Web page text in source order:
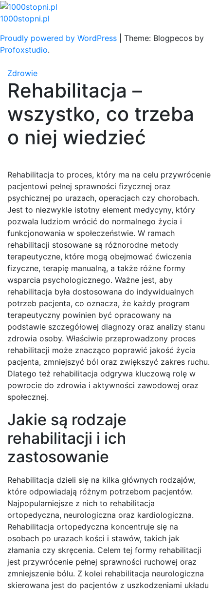
Skip
to
1000stopni.pl
Proudly powered by WordPress
Theme: Blogpecos by
Profoxstudio.
Zdrowie
Rehabilitacja –
wszystko, co trzeba
o niej wiedzieć
Rehabilitacja to proces, który ma na celu przywrócenie
pacjentowi pełnej sprawności fizycznej oraz
psychicznej po urazach, operacjach czy chorobach.
Jest to niezwykle istotny element medycyny, który
pozwala ludziom wrócić do normalnego życia i
funkcjonowania w społeczeństwie. W ramach
rehabilitacji stosowane są różnorodne metody
terapeutyczne, które mogą obejmować ćwiczenia
fizyczne, terapię manualną, a także różne formy
wsparcia psychologicznego. Ważne jest, aby
rehabilitacja była dostosowana do indywidualnych
potrzeb pacjenta, co oznacza, że każdy program
terapeutyczny powinien być opracowany na
podstawie szczegółowej diagnozy oraz analizy stanu
zdrowia osoby. Właściwie przeprowadzony proces
rehabilitacji może znacząco poprawić jakość życia
pacjenta, zmniejszyć ból oraz zwiększyć zakres ruchu.
Dlatego też rehabilitacja odgrywa kluczową rolę w
powrocie do zdrowia i aktywności zawodowej oraz
społecznej.
Jakie są rodzaje
rehabilitacji i ich
zastosowanie
Rehabilitacja dzieli się na kilka głównych rodzajów,
które odpowiadają różnym potrzebom pacjentów.
Najpopularniejsze z nich to rehabilitacja
ortopedyczna, neurologiczna oraz kardiologiczna.
Rehabilitacja ortopedyczna koncentruje się na
osobach po urazach kości i stawów, takich jak
złamania czy skręcenia. Celem tej formy rehabilitacji
jest przywrócenie pełnej sprawności ruchowej oraz
zmniejszenie bólu. Z kolei rehabilitacja neurologiczna
skierowana jest do pacjentów z uszkodzeniami układu